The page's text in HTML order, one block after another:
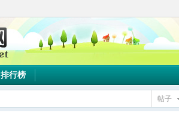
排行榜
帖子